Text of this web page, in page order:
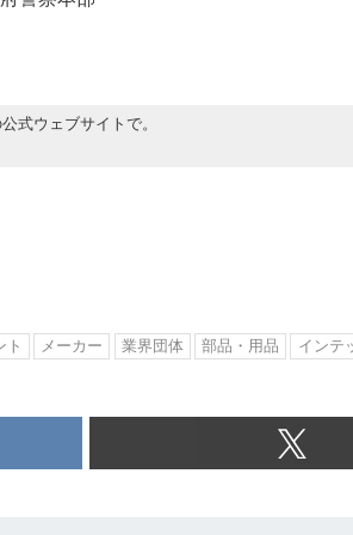
式ウェブサイトで。
ト メーカー 業界団体 部品・用品
インテ